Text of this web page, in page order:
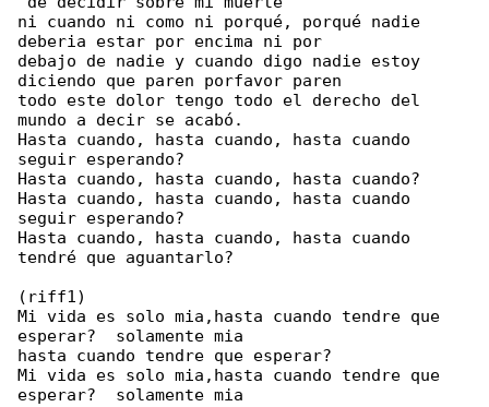
ni cuando ni como ni porqué, porqué nadie
deberia estar por encima ni por
debajo de nadie y cuando digo nadie estoy
diciendo que paren porfavor paren
todo este dolor tengo todo el derecho del
mundo a decir se acabó.
Hasta cuando, hasta cuando, hasta cuando
seguir esperando?
Hasta cuando, hasta cuando, hasta cuando?
Hasta cuando, hasta cuando, hasta cuando
seguir esperando?
Hasta cuando, hasta cuando, hasta cuando
tendré que aguantarlo?
(riff1)
Mi vida es solo mia,hasta cuando tendre que
esperar?  solamente mia
hasta cuando tendre que esperar?
Mi vida es solo mia,hasta cuando tendre que
esperar?  solamente mia